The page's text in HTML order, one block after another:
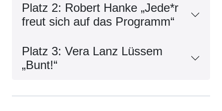
Platz 2: Robert Hanke „Jede*r
freut sich auf das Programm“
Platz 3: Vera Lanz Lüssem
„Bunt!“